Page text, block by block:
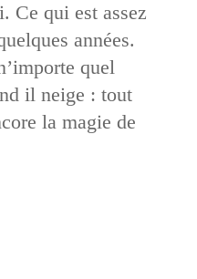
Ce qui est assez
années.
quel
il neige : tout
la magie de